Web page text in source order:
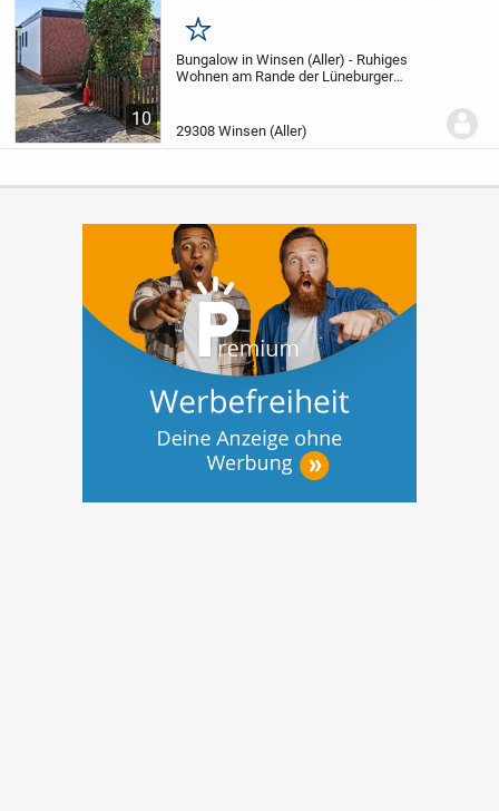
10
Merken
Bungalow in Winsen (Aller) - Ruhiges
Wohnen am Rande der Lüneburger
Niedersachsen, am Rande der idyllischen
Lüneburger Heide. Die...
29308 Winsen (Aller)